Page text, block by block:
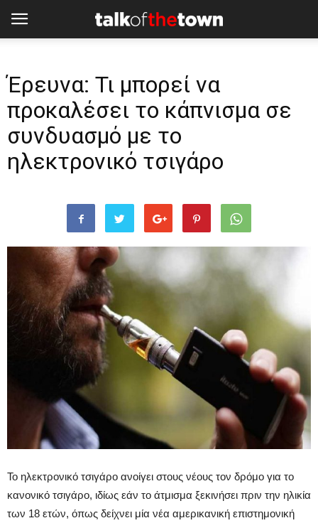
Έρευνα: Τι μπορεί να
προκαλέσει το κάπνισμα σε
συνδυασμό με το
ηλεκτρονικό τσιγάρο
Το ηλεκτρονικό τσιγάρο ανοίγει στους νέους τον δρόμο για το
κανονικό τσιγάρο, ιδίως εάν το άτμισμα ξεκινήσει πριν την ηλικία
των 18 ετών, όπως δείχνει μία νέα αμερικανική επιστημονική